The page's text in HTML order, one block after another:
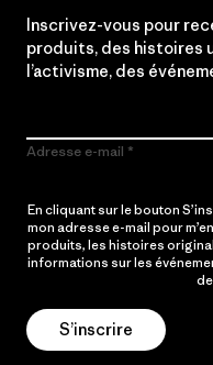
Inscrivez-vous pour
produits, des histoires
l’activisme, des
Adresse e-mail
En cliquant sur le bouton
mon adresse e-mail pour
produits, les histoires
informations sur les
S’inscrire